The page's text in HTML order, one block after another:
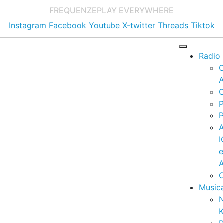
FREQUENZEPLAY EVERYWHERE
Instagram Facebook Youtube X-twitter Threads Tiktok
Radio
e